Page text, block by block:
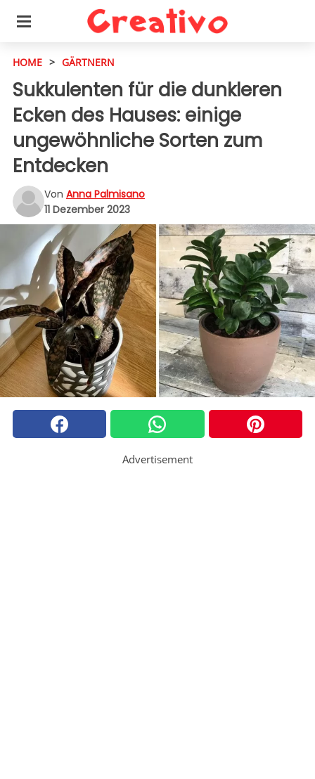
HOME > GÄRTNERN
Sukkulenten für die dunkleren
Ecken des Hauses: einige
ungewöhnliche Sorten zum
Entdecken
Von Anna Palmisano
11 Dezember 2023
Advertisement